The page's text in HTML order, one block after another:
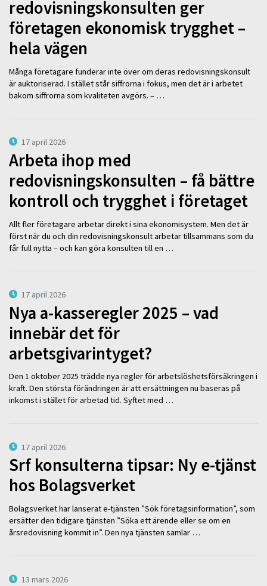
redovisningskonsulten ger
företagen ekonomisk trygghet –
hela vägen
Många företagare funderar inte över om deras redovisningskonsult
är auktoriserad. I stället står siffrorna i fokus, men det är i arbetet
bakom siffrorna som kvaliteten avgörs. – …
17 april 2026
Arbeta ihop med
redovisningskonsulten – få bättre
kontroll och trygghet i företaget
Allt fler företagare arbetar direkt i sina ekonomisystem. Men det är
först när du och din redovisningskonsult arbetar tillsammans som du
får full nytta – och kan göra konsulten till en …
17 april 2026
Nya a-kasseregler 2025 – vad
innebär det för
arbetsgivarintyget?
Den 1 oktober 2025 trädde nya regler för arbetslöshetsförsäkringen i
kraft. Den största förändringen är att ersättningen nu baseras på
inkomst i stället för arbetad tid. Syftet med …
17 april 2026
Srf konsulterna tipsar: Ny e-tjänst
hos Bolagsverket
Bolagsverket har lanserat e-tjänsten ”Sök företagsinformation”, som
ersätter den tidigare tjänsten ”Söka ett ärende eller se om en
årsredovisning kommit in”. Den nya tjänsten samlar …
13 mars 2026